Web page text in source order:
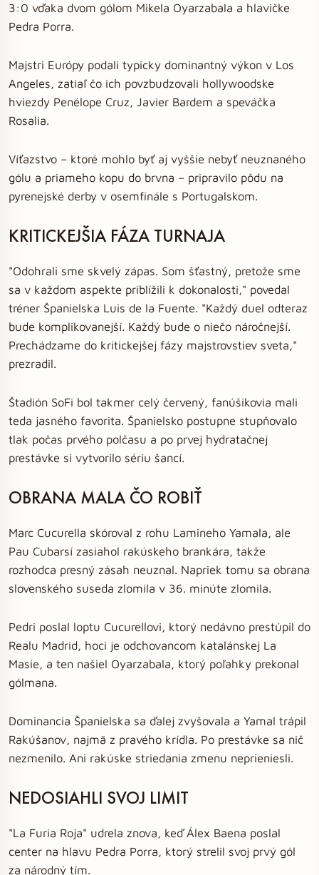
3:0 vďaka dvom gólom Mikela Oyarzabala a hlavičke
Pedra Porra.
Majstri Európy podali typicky dominantný výkon v Los
Angeles, zatiaľ čo ich povzbudzovali hollywoodske
hviezdy Penélope Cruz, Javier Bardem a speváčka
Rosalia.
Víťazstvo – ktoré mohlo byť aj vyššie nebyť neuznaného
gólu a priameho kopu do brvna – pripravilo pôdu na
pyrenejské derby v osemfinále s Portugalskom.
KRITICKEJŠIA FÁZA TURNAJA
"Odohrali sme skvelý zápas. Som šťastný, pretože sme
sa v každom aspekte priblížili k dokonalosti," povedal
tréner Španielska Luis de la Fuente. "Každý duel odteraz
bude komplikovanejší. Každý bude o niečo náročnejší.
Prechádzame do kritickejšej fázy majstrovstiev sveta,"
prezradil.
Štadión SoFi bol takmer celý červený, fanúšikovia mali
teda jasného favorita. Španielsko postupne stupňovalo
tlak počas prvého polčasu a po prvej hydratačnej
prestávke si vytvorilo sériu šancí.
OBRANA MALA ČO ROBIŤ
Marc Cucurella skóroval z rohu Lamineho Yamala, ale
Pau Cubarsí zasiahol rakúskeho brankára, takže
rozhodca presný zásah neuznal. Napriek tomu sa obrana
slovenského suseda zlomila v 36. minúte zlomila.
Pedri poslal loptu Cucurellovi, ktorý nedávno prestúpil do
Realu Madrid, hoci je odchovancom katalánskej La
Masie, a ten našiel Oyarzabala, ktorý poľahky prekonal
gólmana.
Dominancia Španielska sa ďalej zvyšovala a Yamal trápil
Rakúšanov, najmä z pravého krídla. Po prestávke sa nič
nezmenilo. Ani rakúske striedania zmenu neprieniesli.
NEDOSIAHLI SVOJ LIMIT
"La Furia Roja" udrela znova, keď Álex Baena poslal
center na hlavu Pedra Porra, ktorý strelil svoj prvý gól
za národný tím.